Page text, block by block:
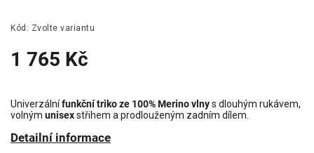
Kód: Zvolte variantu
1 765 Kč
Univerzálnífunkční triko ze 100% Merinovlnys dlouhým rukávem,
volným unisexstřihem a prodlouženým zadním dílem.
Detailní informace